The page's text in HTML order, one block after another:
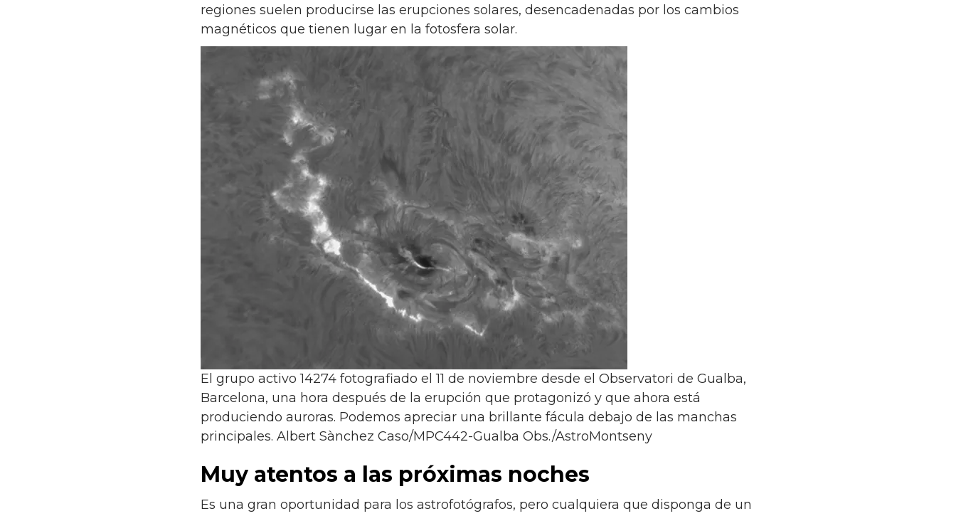
regiones suelen producirse las erupciones solares, desencadenadas por los cambios
magnéticos que tienen lugar en la fotosfera solar.
El grupo activo 14274 fotografiado el 11 de noviembre desde el Observatori de Gualba,
Barcelona, una hora después de la erupción que protagonizó y que ahora está
produciendo auroras. Podemos apreciar una brillante fácula debajo de las manchas
principales. Albert Sànchez Caso/MPC442-Gualba Obs./AstroMontseny
Muy atentos a las próximas noches
Es una gran oportunidad para los astrofotógrafos, pero cualquiera que disponga de un